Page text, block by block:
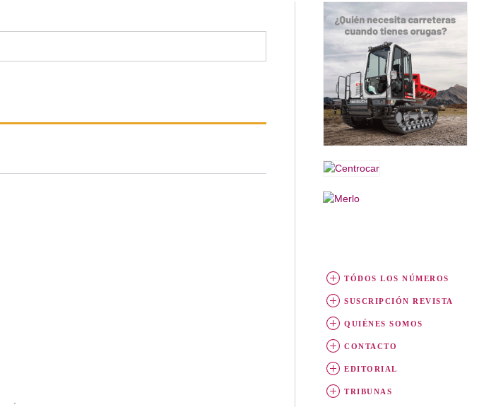
.
TÓDOS LOS NÚMEROS
SUSCRIPCIÓN REVISTA
QUIÉNES SOMOS
CONTACTO
EDITORIAL
TRIBUNAS